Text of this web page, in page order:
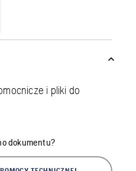
i pliki do
dokumentu?